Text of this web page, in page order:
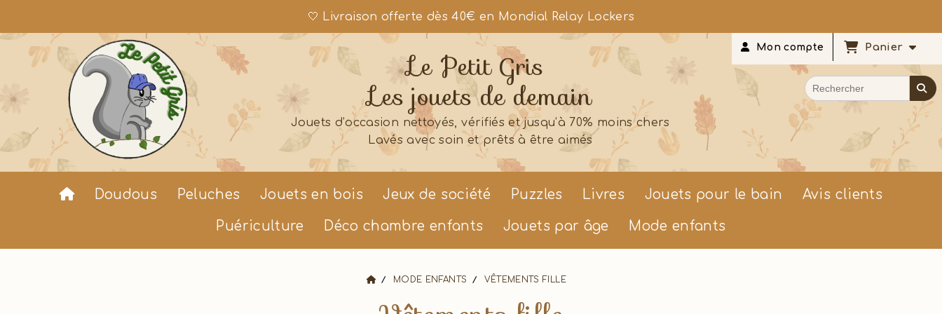
🤍 Livraison offerte dès 40€ en Mondial Relay Lockers
Le Petit Gris
Les jouets de demain
Jouets d’occasion nettoyés, vérifiés et jusqu’à 70% moins chers
Lavés avec soin et prêts à être aimés
Mon compte Panier
Doudous Peluches Jouets en bois Jeux de société Puzzles Livres Jouets pour le bain Avis clients
Puériculture Déco chambre enfants Jouets par âge Mode enfants
MODE ENFANTS VÊTEMENTS FILLE